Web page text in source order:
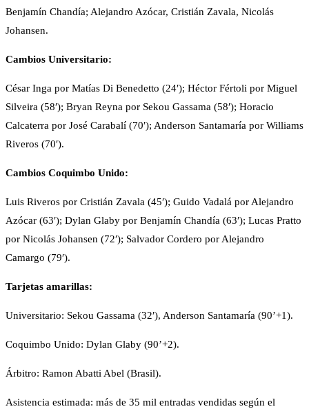
Benjamín Chandía; Alejandro Azócar, Cristián Zavala, Nicolás
Johansen.
Cambios Universitario:
César Inga por Matías Di Benedetto (24′); Héctor Fértoli por Miguel
Silveira (58′); Bryan Reyna por Sekou Gassama (58′); Horacio
Calcaterra por José Carabalí (70′); Anderson Santamaría por Williams
Riveros (70′).
Cambios Coquimbo Unido:
Luis Riveros por Cristián Zavala (45′); Guido Vadalá por Alejandro
Azócar (63′); Dylan Glaby por Benjamín Chandía (63′); Lucas Pratto
por Nicolás Johansen (72′); Salvador Cordero por Alejandro
Camargo (79′).
Tarjetas amarillas:
Universitario: Sekou Gassama (32′), Anderson Santamaría (90’+1).
Coquimbo Unido: Dylan Glaby (90’+2).
Árbitro: Ramon Abatti Abel (Brasil).
Asistencia estimada: más de 35 mil entradas vendidas según el